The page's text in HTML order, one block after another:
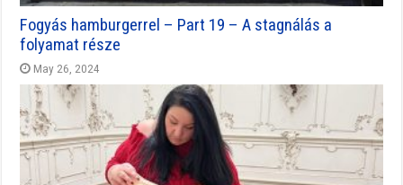
Fogyás hamburgerrel – Part 19 – A stagnálás a
folyamat része
May 26, 2024